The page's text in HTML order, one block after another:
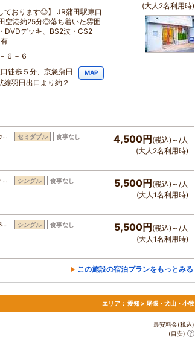
ております◎】 JR蒲田駅東口
空港約25分◎落ち着いた雰囲
DVDデッキ、BS2波・CS2
６－６
徒歩５分、京急蒲田
線羽田出口より約２
MAP
(大人2名利用時)
セミダブル 食事なし 4,500円(税込)～/人
(大人2名利用時)
シングル 食事なし 5,500円(税込)～/人
(大人1名利用時)
シングル 食事なし 5,500円(税込)～/人
(大人1名利用時)
この施設の宿泊プランをもっとみる
エリア： 愛知 > 尾張・犬山・小牧
最安料金(税込)
(目安)